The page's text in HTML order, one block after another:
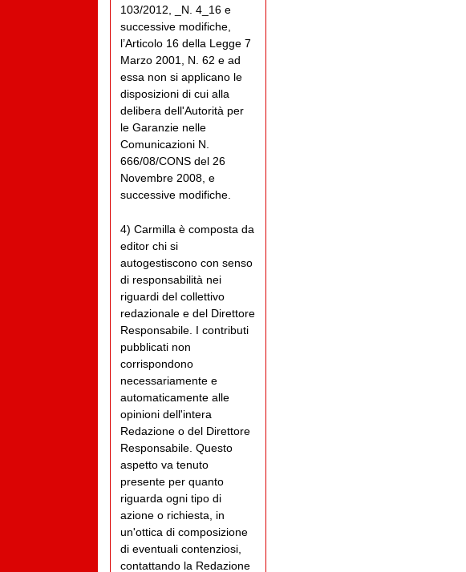
103/2012, _N. 4_16 e
successive modifiche,
l’Articolo 16 della Legge 7
Marzo 2001, N. 62 e ad
essa non si applicano le
disposizioni di cui alla
delibera dell'Autorità per
le Garanzie nelle
Comunicazioni N.
666/08/CONS del 26
Novembre 2008, e
successive modifiche.
4) Carmilla è composta da
editor chi si
autogestiscono con senso
di responsabilità nei
riguardi del collettivo
redazionale e del Direttore
Responsabile. I contributi
pubblicati non
corrispondono
necessariamente e
automaticamente alle
opinioni dell'intera
Redazione o del Direttore
Responsabile. Questo
aspetto va tenuto
presente per quanto
riguarda ogni tipo di
azione o richiesta, in
un'ottica di composizione
di eventuali contenziosi,
contattando la Redazione